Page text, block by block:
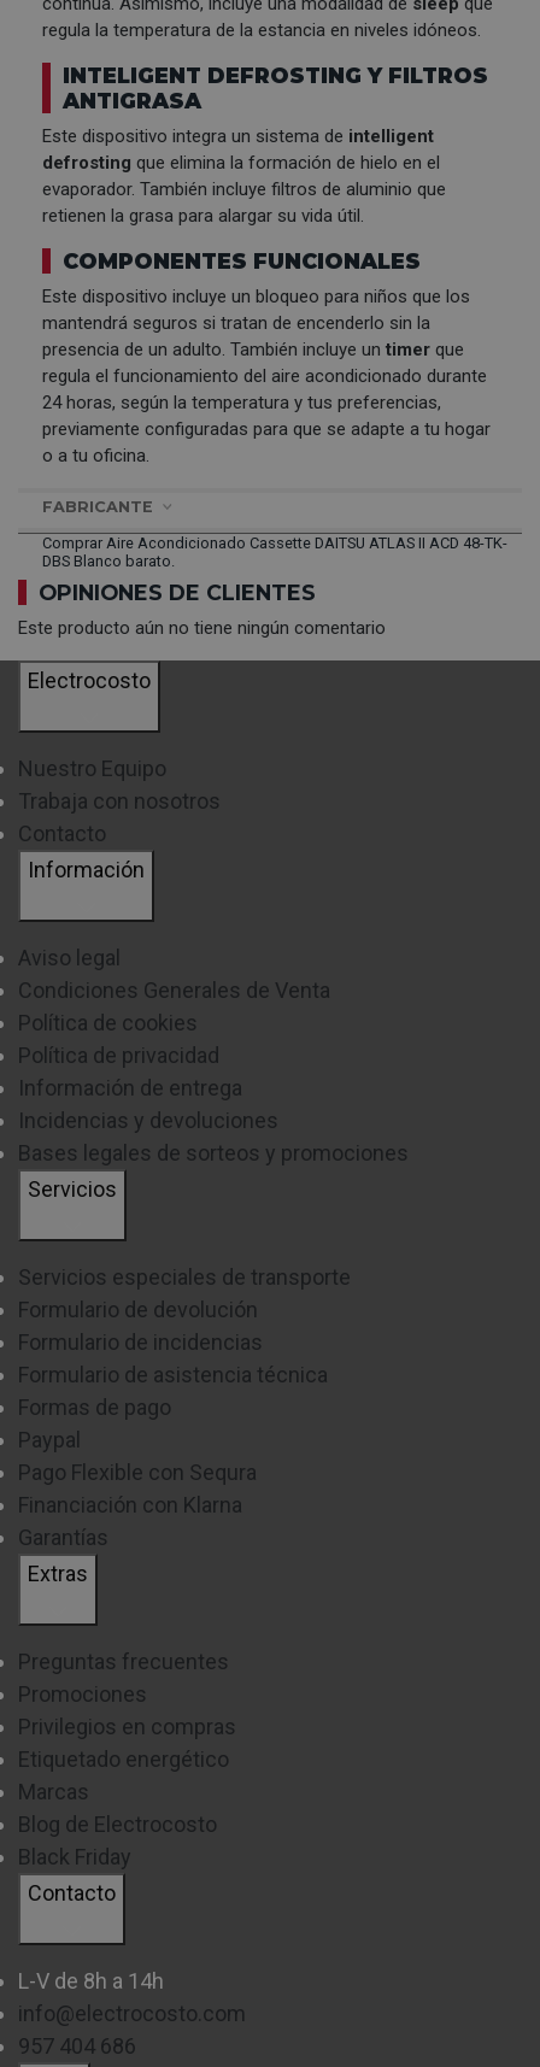
regula la temperatura de la estancia en niveles idóneos.
INTELIGENT DEFROSTING Y FILTROS
ANTIGRASA
Este dispositivo integra un sistema de intelligent
defrosting que elimina la formación de hielo en el
evaporador. También incluye filtros de aluminio que
retienen la grasa para alargar su vida útil.
COMPONENTES FUNCIONALES
Este dispositivo incluye un bloqueo para niños que los
mantendrá seguros si tratan de encenderlo sin la
presencia de un adulto. También incluye un timer que
regula el funcionamiento del aire acondicionado durante
24 horas, según la temperatura y tus preferencias,
previamente configuradas para que se adapte a tu hogar
o a tu oficina.
FABRICANTE
Comprar Aire Acondicionado Cassette DAITSU ATLAS II ACD 48-TK-
DBS Blanco barato.
OPINIONES DE CLIENTES
Este producto aún no tiene ningún comentario
Electrocosto
Nuestro Equipo
Trabaja con nosotros
Contacto
Información
Aviso legal
Condiciones Generales de Venta
Política de cookies
Política de privacidad
Información de entrega
Incidencias y devoluciones
Bases legales de sorteos y promociones
Servicios
Servicios especiales de transporte
Formulario de devolución
Formulario de incidencias
Formulario de asistencia técnica
Formas de pago
Paypal
Pago Flexible con Sequra
Financiación con Klarna
Garantías
Extras
Preguntas frecuentes
Promociones
Privilegios en compras
Etiquetado energético
Marcas
Blog de Electrocosto
Black Friday
Contacto
L-V de 8h a 14h
info@electrocosto.com
957 404 686